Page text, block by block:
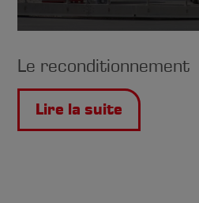
Le reconditionnement
Lire la suite